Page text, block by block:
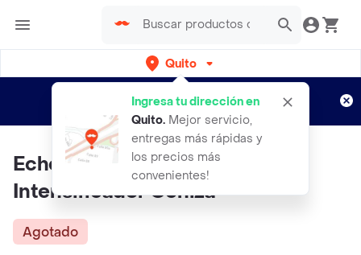
Quito
Ingresa tu dirección en
Quito. Mejor servicio,
entregas más rápidas y
los precios más
convenientes!
envíos gratis por semanas
Aplican TyC
Echos Line Tinte Vegano
Intensificador Ceniza
Agotado